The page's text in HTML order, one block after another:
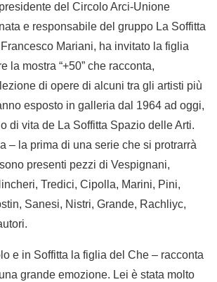
del Circolo Arci-Unione
e responsabile del gruppo La Soffitta
Mariani, ha invitato la figlia
la mostra “+50” che racconta,
di opere di alcuni tra gli artisti più
esposto in galleria dal 1964 ad oggi,
di vita de La Soffitta Spazio delle Arti.
– la prima di una serie che si protrarrà
presenti pezzi di Vespignani,
Tredici, Cipolla, Marini, Pini,
Sanesi, Nistri, Grande, Rachliyc,
e in Soffitta la figlia del Che – racconta
grande emozione. Lei è stata molto